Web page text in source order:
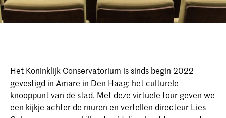
Het Koninklijk Conservatorium is sinds begin 2022
gevestigd in Amare in Den Haag: het culturele
knooppunt van de stad. Met deze virtuele tour geven we
een kijkje achter de muren en vertellen directeur Lies